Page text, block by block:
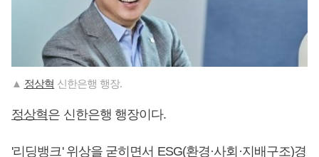
▲ 정상혁 신한은행 행장.
정상혁은 신한은행 행장이다.
'리딩뱅크' 위상을 굳히면서 ESG(환경·사회·지배구조)경